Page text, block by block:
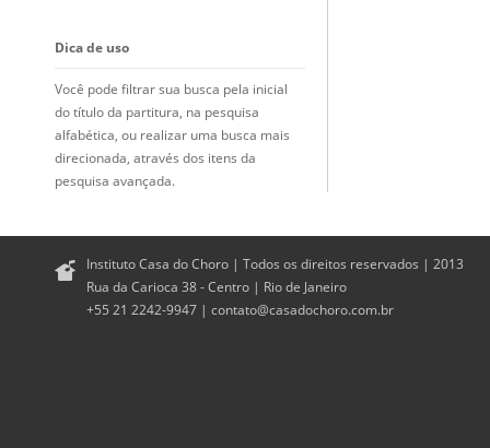
Dica de uso
Você pode filtrar sua busca pela inicial
do título da partitura, na pesquisa
alfabética, ou realizar uma busca mais
direcionada, através dos itens da
pesquisa avançada.
Instituto Casa do Choro | Todos os direitos reservados | 2013
Rua da Carioca 38 - Centro | Rio de Janeiro
+55 21 2242-9947 | contato@casadochoro.com.br